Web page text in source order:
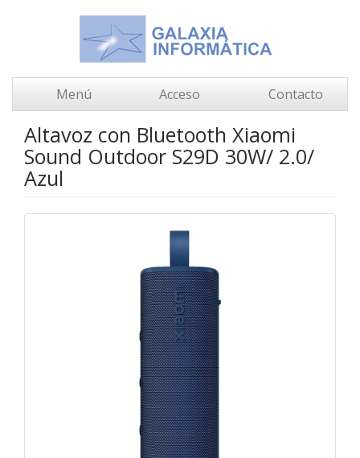
Menú Acceso Contacto
Altavoz con Bluetooth Xiaomi
Sound Outdoor S29D 30W/ 2.0/
Azul